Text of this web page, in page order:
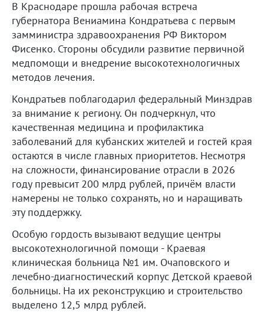
В Краснодаре прошла рабочая встреча
губернатора Вениамина Кондратьева с первым
замминистра здравоохранения РФ Виктором
Фисенко. Стороны обсудили развитие первичной
медпомощи и внедрение высокотехнологичных
методов лечения.
Кондратьев поблагодарил федеральный Минздрав
за внимание к региону. Он подчеркнул, что
качественная медицина и профилактика
заболеваний для кубанских жителей и гостей края
остаются в числе главных приоритетов. Несмотря
на сложности, финансирование отрасли в 2026
году превысит 200 млрд рублей, причём власти
намерены не только сохранять, но и наращивать
эту поддержку.
Особую гордость вызывают ведущие центры
высокотехнологичной помощи - Краевая
клиническая больница №1 им. Очаповского и
лечебно-диагностический корпус Детской краевой
больницы. На их реконструкцию и строительство
выделено 12,5 млрд рублей.